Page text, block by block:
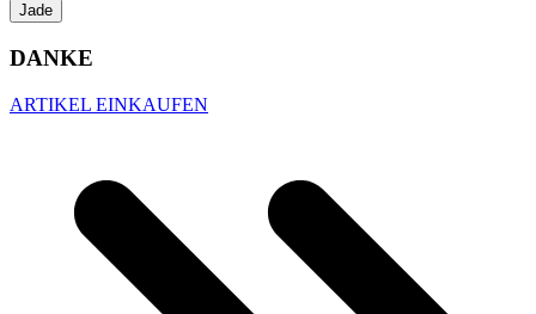
Jade
DANKE
ARTIKEL EINKAUFEN